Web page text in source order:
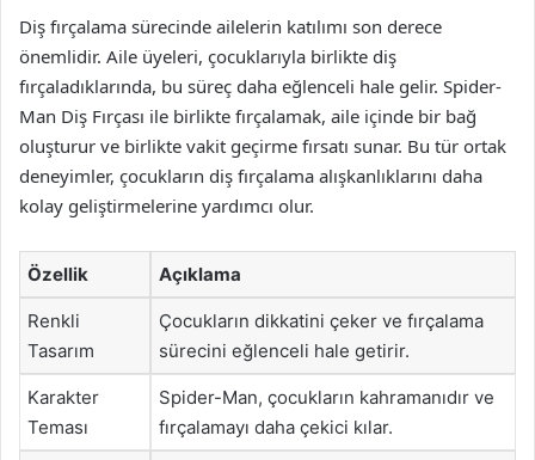
Diş fırçalama sürecinde ailelerin katılımı son derece
önemlidir. Aile üyeleri, çocuklarıyla birlikte diş
fırçaladıklarında, bu süreç daha eğlenceli hale gelir. Spider-
Man Diş Fırçası ile birlikte fırçalamak, aile içinde bir bağ
oluşturur ve birlikte vakit geçirme fırsatı sunar. Bu tür ortak
deneyimler, çocukların diş fırçalama alışkanlıklarını daha
kolay geliştirmelerine yardımcı olur.
Özellik Açıklama
Renkli
Tasarım
Çocukların dikkatini çeker ve fırçalama
sürecini eğlenceli hale getirir.
Karakter
Teması
Spider-Man, çocukların kahramanıdır ve
fırçalamayı daha çekici kılar.